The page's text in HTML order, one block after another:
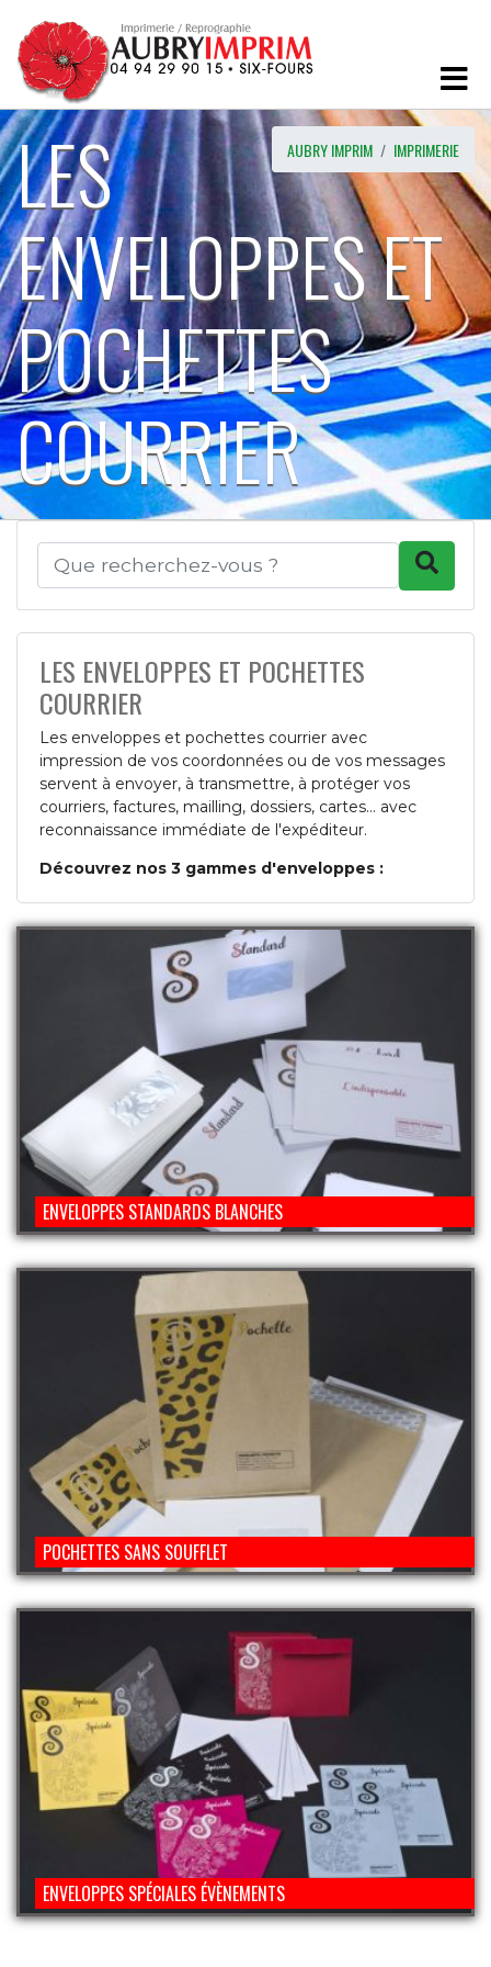
AUBRY IMPRIM IMPRIMERIE
LES
ENVELOPPES ET
POCHETTES
COURRIER
LES ENVELOPPES ET POCHETTES
COURRIER
Les enveloppes et pochettes courrier avec
impression de vos coordonnées ou de vos messages
servent à envoyer, à transmettre, à protéger vos
courriers, factures, mailling, dossiers, cartes... avec
reconnaissance immédiate de l'expéditeur.
Découvrez nos 3 gammes d'enveloppes :
ENVELOPPES STANDARDS BLANCHES
POCHETTES SANS SOUFFLET
ENVELOPPES SPÉCIALES ÉVÈNEMENTS